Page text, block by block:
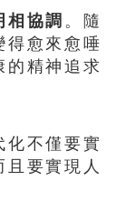
相協調 。隨
得愈來愈唾
的精神追求
不僅要實
要實現人